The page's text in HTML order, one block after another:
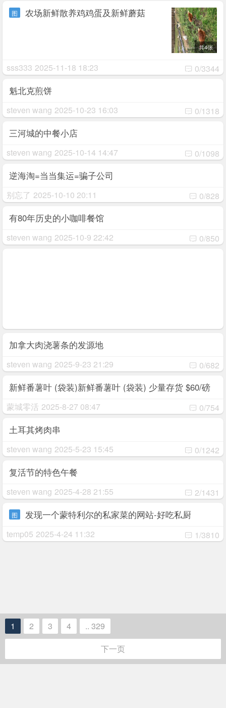
图农场新鲜散养鸡鸡蛋及新鲜蘑菇
共4张
sss333 2025-11-18 18:23 0/3344
魁北克煎饼
steven wang 2025-10-23 16:03 0/1318
三河城的中餐小店
steven wang 2025-10-14 14:47 0/1098
逆海淘=当当集运=骗子公司
别忘了 2025-10-10 20:11 0/828
有80年历史的小咖啡餐馆
steven wang 2025-10-9 22:42 0/850
加拿大肉浇薯条的发源地
steven wang 2025-9-23 21:29 0/682
新鲜番薯叶 (袋装)新鲜番薯叶 (袋装) 少量存货 $60/磅
蒙城零活 2025-8-27 08:47 0/754
土耳其烤肉串
steven wang 2025-5-23 15:45 0/1242
复活节的特色午餐
steven wang 2025-4-28 21:55 2/1431
图发现一个蒙特利尔的私家菜的网站-好吃私厨
temp05 2025-4-24 11:32 1/3810
1 2 3 4
.. 329
下一页